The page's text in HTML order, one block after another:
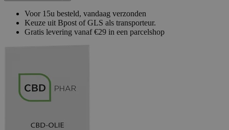
Voor 15u besteld, vandaag verzonden
Keuze uit Bpost of GLS als transporteur.
Gratis levering vanaf €29 in een parcelshop